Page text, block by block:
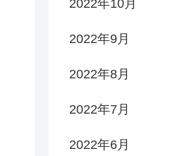
2022年10月
2022年9月
2022年8月
2022年7月
2022年6月